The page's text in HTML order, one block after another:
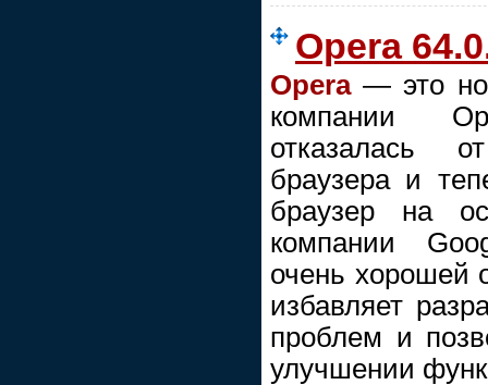
Opera
Opera— это
компании
отказалась
браузера и
браузер на
компании
очень хорошей
избавляет
проблем и
улучшении